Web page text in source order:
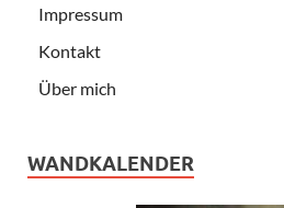
Impressum
Kontakt
Über mich
WANDKALENDER